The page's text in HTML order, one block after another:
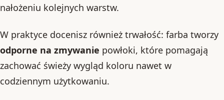
nałożeniu kolejnych warstw.
W praktyce docenisz również trwałość: farba tworzy
odporne na zmywanie powłoki, które pomagają
zachować świeży wygląd koloru nawet w
codziennym użytkowaniu.